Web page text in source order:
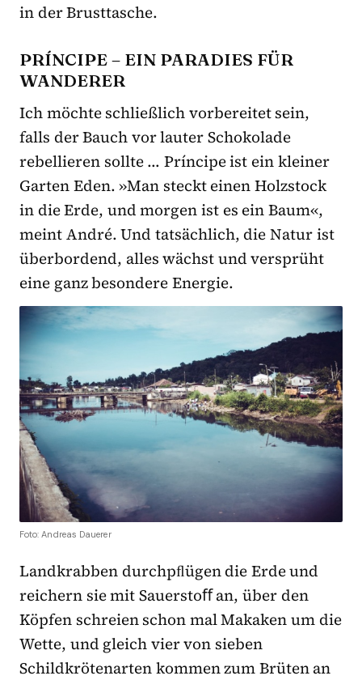
in der Brusttasche.
PRÍNCIPE – EIN PARADIES FÜR
WANDERER
Ich möchte schließlich vorbereitet sein,
falls der Bauch vor lauter Schokolade
rebellieren sollte … Príncipe ist ein kleiner
Garten Eden. »Man steckt einen Holzstock
in die Erde, und morgen ist es ein Baum«,
meint André. Und tatsächlich, die Natur ist
überbordend, alles wächst und versprüht
eine ganz besondere Energie.
Foto: Andreas Dauerer
Landkrabben durchpﬂügen die Erde und
reichern sie mit Sauerstoﬀ an, über den
Köpfen schreien schon mal Makaken um die
Wette, und gleich vier von sieben
Schildkrötenarten kommen zum Brüten an